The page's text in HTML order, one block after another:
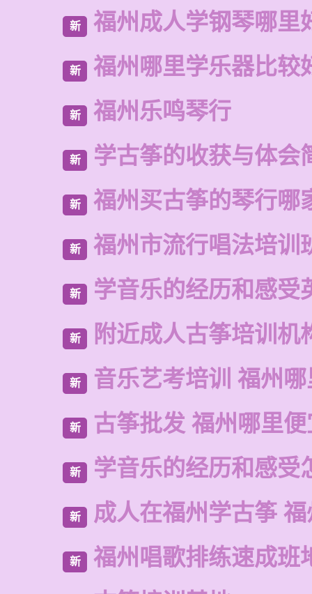
新 福州成人学钢琴哪里
新 福州哪里学乐器比较
新 福州乐鸣琴行
新 学古筝的收获与体会
新 福州买古筝的琴行哪
新 福州市流行唱法培训
新 学音乐的经历和感受
新 附近成人古筝培训机
新 音乐艺考培训 福州
新 古筝批发 福州哪里
新 学音乐的经历和感受
新 成人在福州学古筝
新
福州唱歌排练速成班